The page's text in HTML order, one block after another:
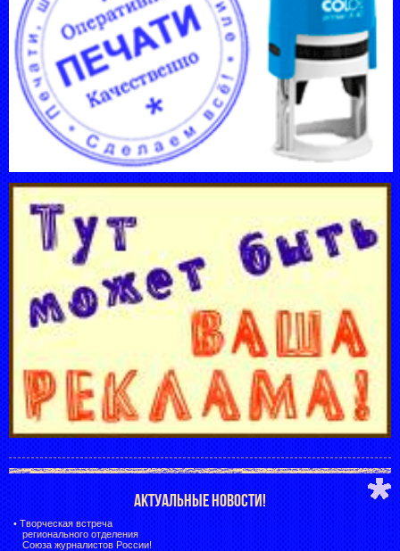
АКТУАЛЬНЫЕ НОВОСТИ!
• Творческая встреча
регионального отделения
Союза журналистов России!